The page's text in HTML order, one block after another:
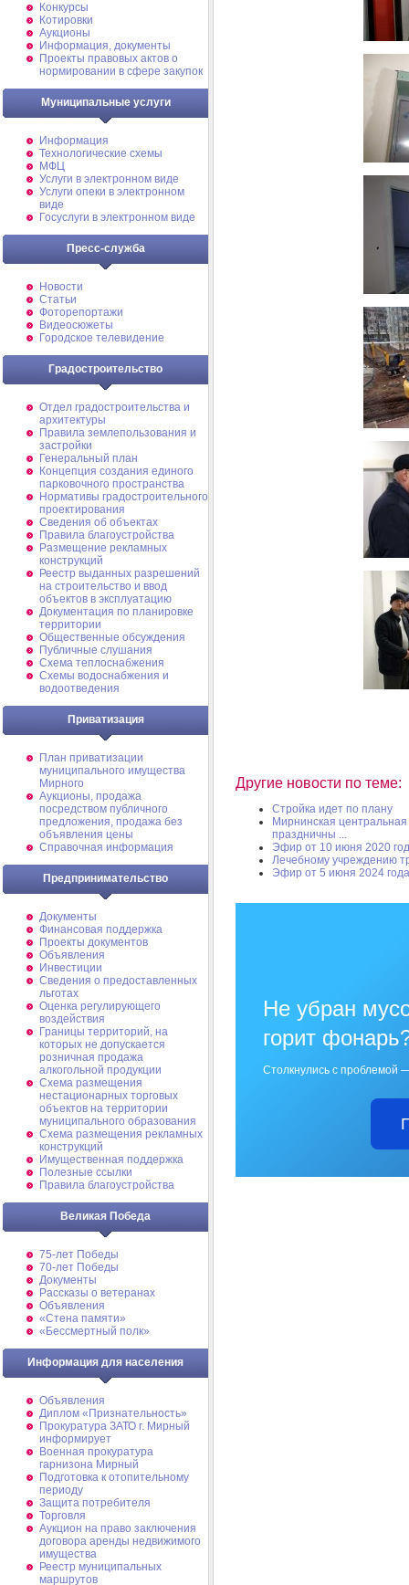
Конкурсы
Котировки
Аукционы
Информация, документы
Проекты правовых актов о
нормировании в сфере закупок
Муниципальные услуги
Информация
Технологические схемы
МФЦ
Услуги в электронном виде
Услуги опеки в электронном
виде
Госуслуги в электронном виде
Пресс-служба
Новости
Статьи
Фоторепортажи
Видеосюжеты
Городское телевидение
Градостроительство
Отдел градостроительства и
архитектуры
Правила землепользования и
застройки
Генеральный план
Концепция создания единого
парковочного пространства
Нормативы градостроительного
проектирования
Сведения об объектах
Правила благоустройства
Размещение рекламных
конструкций
Реестр выданных разрешений
на строительство и ввод
объектов в эксплуатацию
Документация по планировке
территории
Общественные обсуждения
Публичные слушания
Схема теплоснабжения
Схемы водоснабжения и
водоотведения
Приватизация
План приватизации
муниципального имущества
Мирного
Аукционы, продажа
посредством публичного
предложения, продажа без
объявления цены
Справочная информация
Предпринимательство
Документы
Финансовая поддержка
Проекты документов
Объявления
Инвестиции
Сведения о предоставленных
льготах
Оценка регулирующего
воздействия
Границы территорий, на
которых не допускается
розничная продажа
алкогольной продукции
Схема размещения
нестационарных торговых
объектов на территории
муниципального образования
Схема размещения рекламных
конструкций
Имущественная поддержка
Полезные ссылки
Правила благоустройства
Великая Победа
75-лет Победы
70-лет Победы
Документы
Рассказы о ветеранах
Объявления
«Стена памяти»
«Бессмертный полк»
Информация для населения
Объявления
Диплом «Признательность»
Прокуратура ЗАТО г. Мирный
информирует
Военная прокуратура
гарнизона Мирный
Подготовка к отопительному
периоду
Защита потребителя
Торговля
Аукцион на право заключения
договора аренды недвижимого
имущества
Реестр муниципальных
маршрутов
Другие новости по теме:
Стройка идет по плану
Мирнинская
праздничны ...
Эфир от 10 июня 2020
Лечебному учреждению
Эфир от 5 июня 2024 года
Не убран
горит
Столкнулись с проблемой